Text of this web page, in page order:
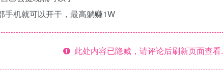
手机就可以开干，最高躺赚1W
此处内容已隐藏，请评论后刷新页面查看.